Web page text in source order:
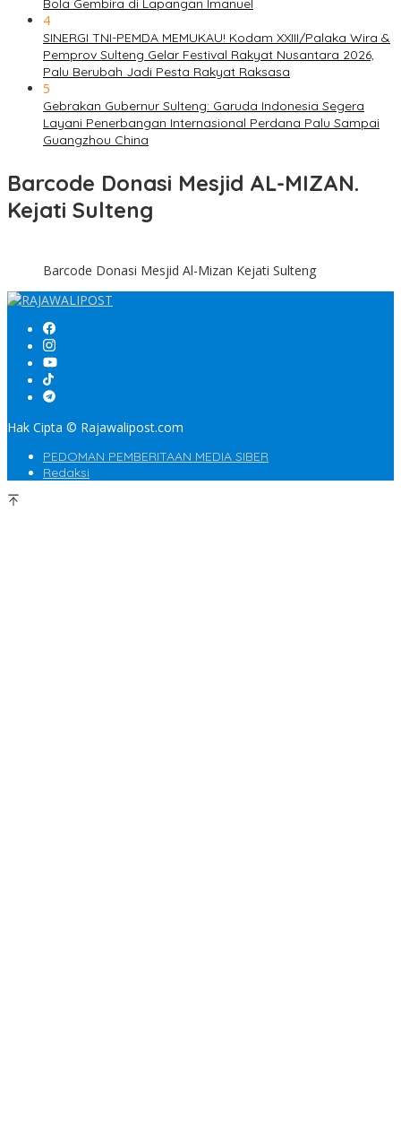
Bola Gembira di Lapangan Imanuel
4
SINERGI TNI-PEMDA MEMUKAU! Kodam XXIII/Palaka Wira &
Pemprov Sulteng Gelar Festival Rakyat Nusantara 2026,
Palu Berubah Jadi Pesta Rakyat Raksasa
5
Gebrakan Gubernur Sulteng: Garuda Indonesia Segera
Layani Penerbangan Internasional Perdana Palu Sampai
Guangzhou China
Barcode Donasi Mesjid AL-MIZAN.
Kejati Sulteng
Barcode Donasi Mesjid Al-Mizan Kejati Sulteng
Hak Cipta © Rajawalipost.com
PEDOMAN PEMBERITAAN MEDIA SIBER
Redaksi